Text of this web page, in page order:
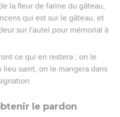
la fleur de farine du gâteau,
qui est sur le gâteau, et
sur l'autel pour mémorial à
ce qui en restera ; on le
lieu saint, on le mangera dans
le pardon